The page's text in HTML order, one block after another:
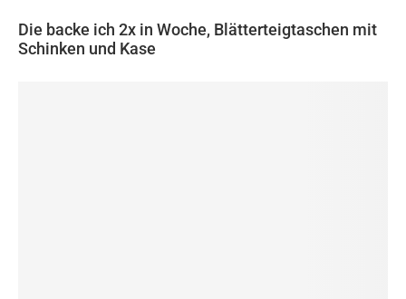
Die backe ich 2x in Woche, Blätterteigtaschen mit
Schinken und Kase